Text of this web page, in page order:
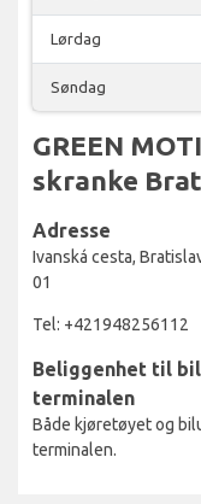
Lørdag
Søndag
GREEN
skranke
Adresse
Ivanská cesta,
01
Tel: +421948256112
Beliggenhet til
terminalen
Både kjøretøyet og
terminalen.